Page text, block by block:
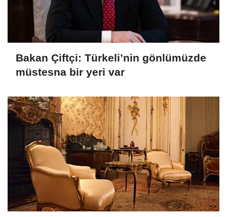
Bakan Çiftçi: Türkeli’nin gönlümüzde
müstesna bir yeri var